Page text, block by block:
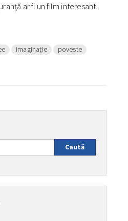
ar fi un film interesant.
imaginaţie
poveste
Caută